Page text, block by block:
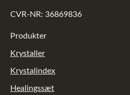
CVR-NR: 36869836
Produkter
Krystaller
Krystalindex
Healingssæt